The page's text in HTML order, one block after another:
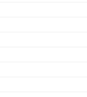
mac / Echo и др.